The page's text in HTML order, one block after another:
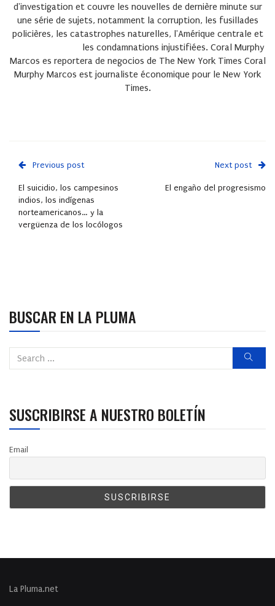
d'investigation et couvre les nouvelles de dernière minute sur
une série de sujets, notamment la corruption, les fusillades
policières, les catastrophes naturelles, l'Amérique centrale et
les condamnations injustifiées. Coral Murphy
Marcos es reportera de negocios de The New York Times Coral
Murphy Marcos est journaliste économique pour le New York
Times.
Previous post
El suicidio, los campesinos
indios, los indígenas
norteamericanos… y la
vergüenza de los locólogos
Next post
El engaño del progresismo
BUSCAR EN LA PLUMA
SUSCRIBIRSE A NUESTRO BOLETÍN
Email
La Pluma.net